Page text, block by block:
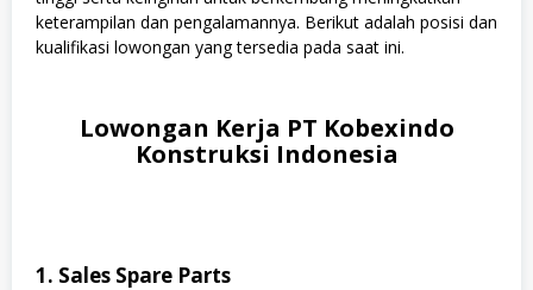
keterampilan dan pengalamannya. Berikut adalah posisi dan
kualifikasi lowongan yang tersedia pada saat ini.
Lowongan Kerja PT Kobexindo
Konstruksi Indonesia
1. Sales Spare Parts